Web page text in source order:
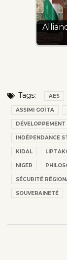
Tags: AES
ASSIMI GOÏTA
INDÉPENDANCE
KIDAL
NIGER
SÉCURITÉ
SOUVERAINETÉ